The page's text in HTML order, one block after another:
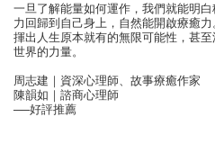
一旦了解能量如何運作，我們就能明
力回歸到自己身上，自然能開啟療癒
揮出人生原本就有的無限可能性，甚
世界的力量。
周志建｜資深心理師、故事療癒作家
陳韻如｜諮商心理師
──好評推薦